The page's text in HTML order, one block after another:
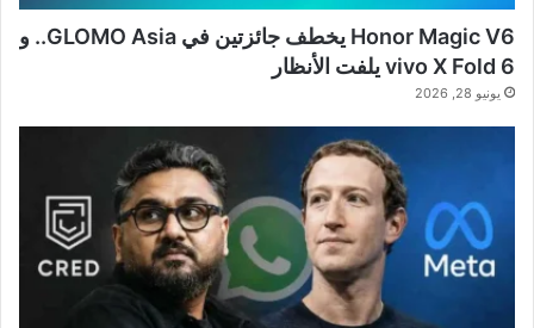
Honor Magic V6 يخطف جائزتين في GLOMO Asia.. و
vivo X Fold 6 يلفت الأنظار
يونيو 28, 2026